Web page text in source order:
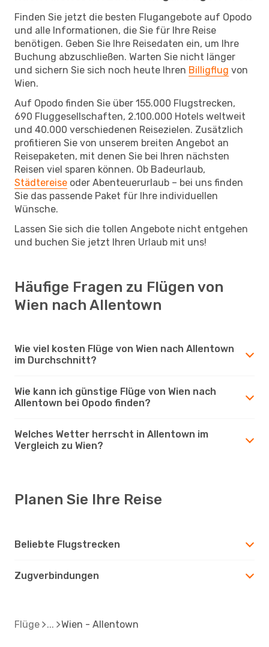
Finden Sie jetzt die besten Flugangebote auf Opodo
und alle Informationen, die Sie für Ihre Reise
benötigen. Geben Sie Ihre Reisedaten ein, um Ihre
Buchung abzuschließen. Warten Sie nicht länger
und sichern Sie sich noch heute Ihren Billigflug von
Wien.
Auf Opodo finden Sie über 155.000 Flugstrecken,
690 Fluggesellschaften, 2.100.000 Hotels weltweit
und 40.000 verschiedenen Reisezielen. Zusätzlich
profitieren Sie von unserem breiten Angebot an
Reisepaketen, mit denen Sie bei Ihren nächsten
Reisen viel sparen können. Ob Badeurlaub,
Städtereise oder Abenteuerurlaub – bei uns finden
Sie das passende Paket für Ihre individuellen
Wünsche.
Lassen Sie sich die tollen Angebote nicht entgehen
und buchen Sie jetzt Ihren Urlaub mit uns!
Häufige Fragen zu Flügen von
Wien nach Allentown
Wie viel kosten Flüge von Wien nach Allentown
im Durchschnitt?
Wie kann ich günstige Flüge von Wien nach
Allentown bei Opodo finden?
Welches Wetter herrscht in Allentown im
Vergleich zu Wien?
Planen Sie Ihre Reise
Beliebte Flugstrecken
Zugverbindungen
Flüge Wien - Allentown